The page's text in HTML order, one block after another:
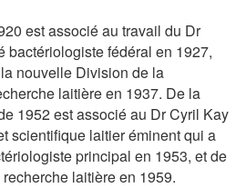
est associé au travail du Dr
bactériologiste fédéral en 1927,
nouvelle Division de la
laitière en 1937. De la
1952 est associé au Dr Cyril Kay
scientifique laitier éminent qui a
principal en 1953, et de
laitière en 1959.